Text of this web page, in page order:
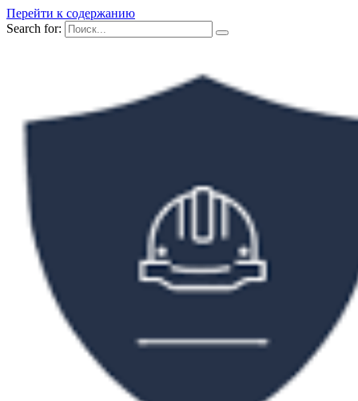
Перейти к содержанию
Search for: